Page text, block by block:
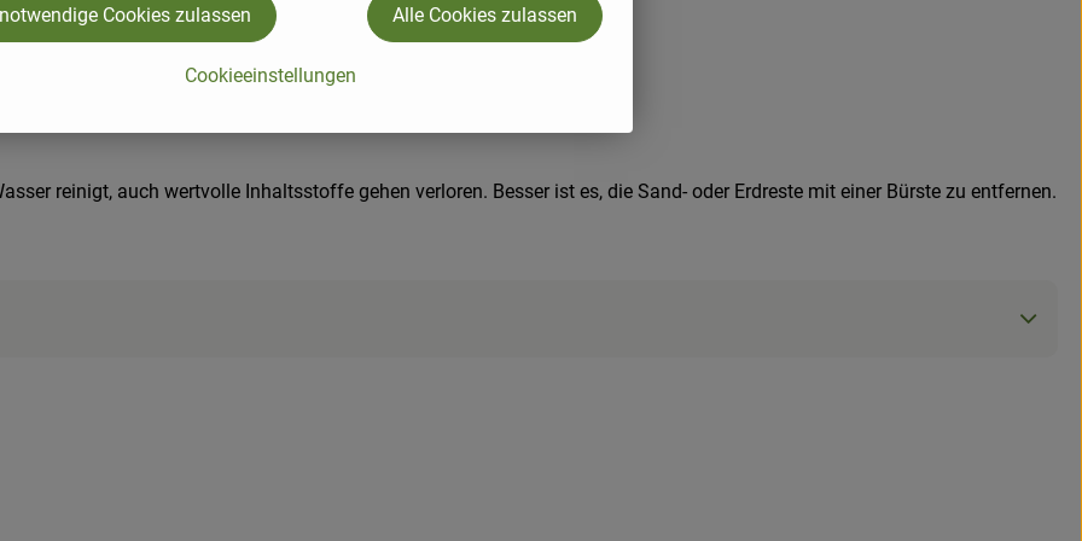
reinigt, auch wertvolle Inhaltsstoffe gehen verloren. Besser ist es, die Sand- oder Erdreste mit einer Bürste zu entfernen.
Cookieeinstellungen
Cookies zulassen Alle Cookies zulassen